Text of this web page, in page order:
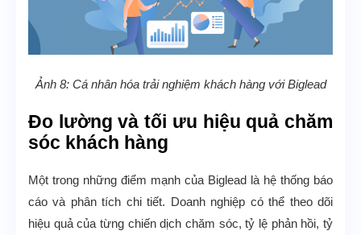
Ảnh 8: Cá nhân hóa trải nghiệm khách hàng với Biglead
Đo lường và tối ưu hiệu quả chăm
sóc khách hàng
Một trong những điểm mạnh của Biglead là hệ thống báo
cáo và phân tích chi tiết. Doanh nghiệp có thể theo dõi
hiệu quả của từng chiến dịch chăm sóc, tỷ lệ phản hồi, tỷ